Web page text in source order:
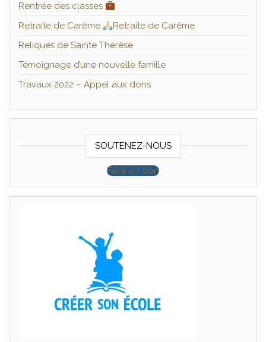
Rentrée des classes
Retraite de Carême
Retraite de Carême
Reliques de Sainte Thérèse
Témoignage d’une nouvelle famille
Travaux 2022 – Appel aux dons
SOUTENEZ-NOUS
Faire un don